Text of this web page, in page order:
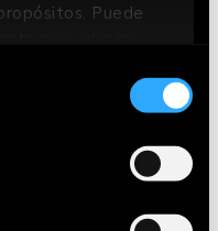
Puede
su ubicación